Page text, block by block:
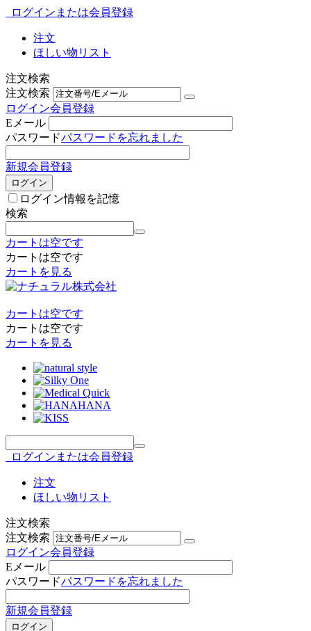
ログインまたは会員登録
注文
ほしい物リスト
注文検索
注文検索
ログイン会員登録
Eメール
パスワードパスワードを忘れました
新規会員登録
ログイン
ログイン情報を記憶
検索
カートは空です
カートは空です
カートを見る
カートは空です
カートは空です
カートを見る
ログインまたは会員登録
注文
ほしい物リスト
注文検索
注文検索
ログイン会員登録
Eメール
パスワードパスワードを忘れました
新規会員登録
ログイン